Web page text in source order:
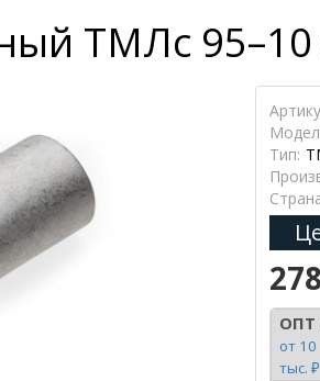
ТМЛс 95–10
Тип:
ОПТ
от 10
тыс. ₽